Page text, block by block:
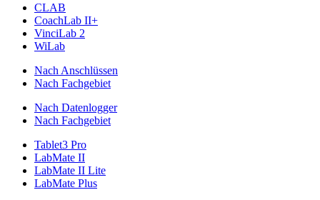
CLAB
CoachLab II+
VinciLab 2
WiLab
Nach Anschlüssen
Nach Fachgebiet
Nach Datenlogger
Nach Fachgebiet
Tablet3 Pro
LabMate II
LabMate II Lite
LabMate Plus